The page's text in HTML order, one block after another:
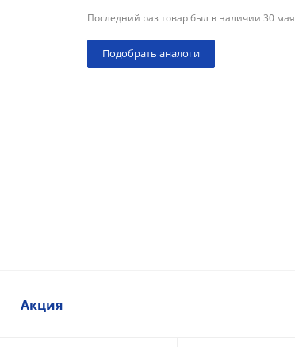
Последний раз товар был в наличии 30 мая
Подобрать аналоги
Акция